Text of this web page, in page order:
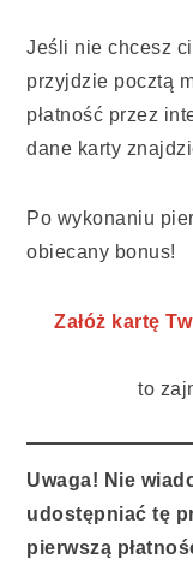
Jeśli nie chcesz
przyjdzie pocztą
płatność przez
dane karty
Po wykonaniu
obiecany bonus!
Załóż kartę
to
Uwaga! Nie
udostępniać tę
pierwszą